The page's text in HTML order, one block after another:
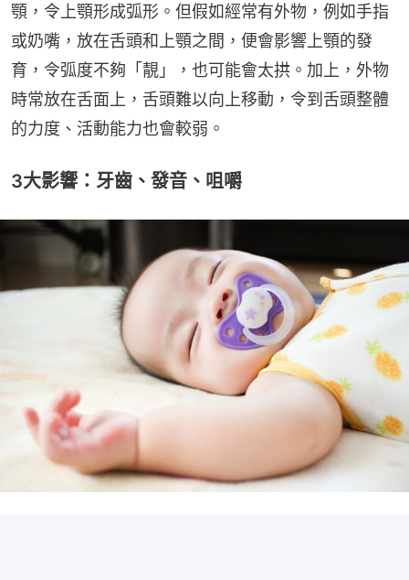
顎，令上顎形成弧形。但假如經常有外物，例如手指
或奶嘴，放在舌頭和上顎之間，便會影響上顎的發
育，令弧度不夠「靚」，也可能會太拱。加上，外物
時常放在舌面上，舌頭難以向上移動，令到舌頭整體
的力度、活動能力也會較弱。
3大影響：牙齒、發音、咀嚼